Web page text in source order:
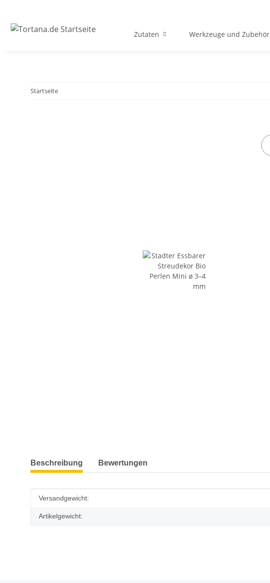
Zutaten Werkzeuge und Zubehör
Startseite
weitere Registerkarten anzeigen
Beschreibung Bewertungen
Produkteigenschaft
Wert
Versandgewicht:
Artikelgewicht: